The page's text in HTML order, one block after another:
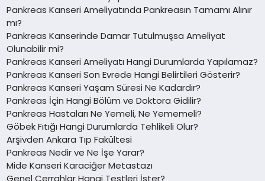
Pankreas Kanseri Ameliyatında Pankreasın Tamamı Alınır
mı?
Pankreas Kanserinde Damar Tutulmuşsa Ameliyat
Olunabilir mi?
Pankreas Kanseri Ameliyatı Hangi Durumlarda Yapılamaz?
Pankreas Kanseri Son Evrede Hangi Belirtileri Gösterir?
Pankreas Kanseri Yaşam Süresi Ne Kadardır?
Pankreas İçin Hangi Bölüm ve Doktora Gidilir?
Pankreas Hastaları Ne Yemeli, Ne Yememeli?
Göbek Fıtığı Hangi Durumlarda Tehlikeli Olur?
Arşivden Ankara Tıp Fakültesi
Pankreas Nedir ve Ne İşe Yarar?
Mide Kanseri Karaciğer Metastazı
Genel Cerrahlar Hangi Testleri İster?